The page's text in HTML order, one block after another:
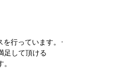
を行っています。･
足して頂ける